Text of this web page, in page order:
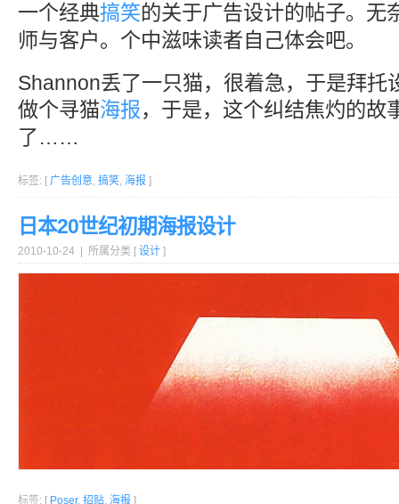
一个经典搞笑的关于广告设计的帖子。无
师与客户。个中滋味读者自己体会吧。
Shannon丢了一只猫，很着急，于是拜托
做个寻猫海报，于是，这个纠结焦灼的故
了……
标签: [ 广告创意, 搞笑, 海报 ]
日本20世纪初期海报设计
2010-10-24 | 所属分类 [ 设计 ]
标签: [ Poser, 招贴, 海报 ]